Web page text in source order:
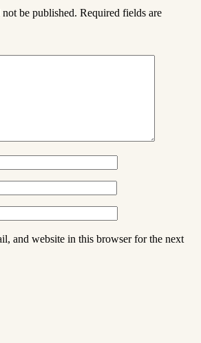
be published. Required fields are
and website in this browser for the next